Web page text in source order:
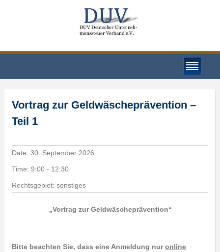
Vortrag zur Geldwäscheprävention –
Teil 1
Date: 30. September 2026
Time: 9:00 - 12:30
Rechtsgebiet: sonstiges
„Vortrag zur Geldwäscheprävention“
Bitte beachten Sie, dass eine Anmeldung nuronline